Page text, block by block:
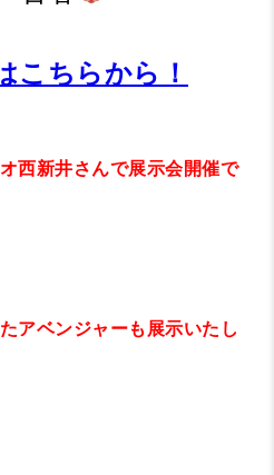
こちらから！
西新井さんで展示会開催で
アベンジャーも展示いたし